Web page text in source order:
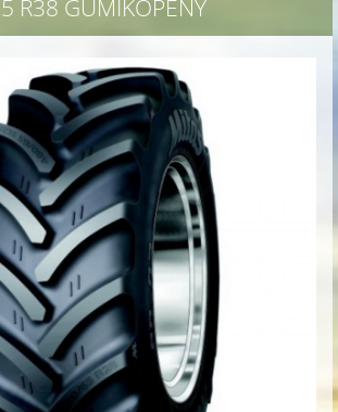
R38 GUMIKÖPENY